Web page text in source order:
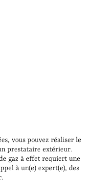
vous pouvez réaliser le
prestataire extérieur.
gaz à effet requiert une
à un(e) expert(e), des